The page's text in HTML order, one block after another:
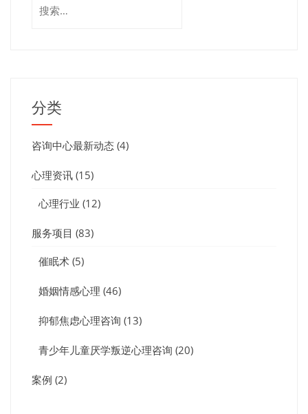
索：
分类
咨询中心最新动态 (4)
心理资讯 (15)
心理行业 (12)
服务项目 (83)
催眠术 (5)
婚姻情感心理 (46)
抑郁焦虑心理咨询 (13)
青少年儿童厌学叛逆心理咨询 (20)
案例 (2)